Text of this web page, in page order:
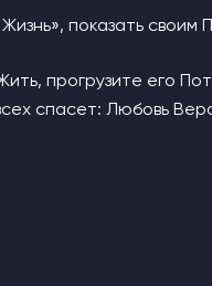
показать своим
прогрузите его
спасет: Любовь